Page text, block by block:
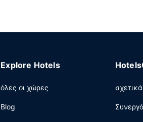
Explore Hotels
όλες οι χώρες
Blog